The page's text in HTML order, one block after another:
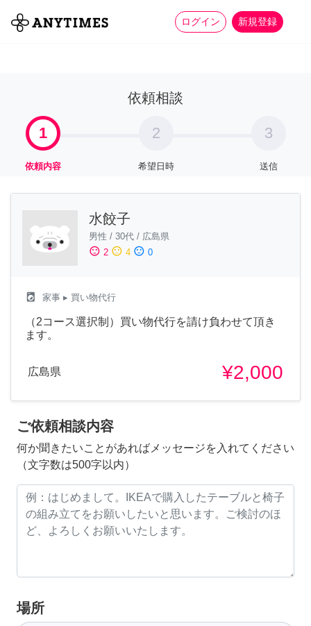
ログイン 新規登録
全て 家事 more_horiz
依頼相談
1
依頼内容
2
希望日時
3
送信
水餃子
男性 / 30代 / 広島県
sentiment_satisfied 2 sentiment_neutral 4 sentiment_dissatisfied 0
local_laundry_service 家事 ▸ 買い物代行
（2コース選択制）買い物代行を請け負わせて頂き
ます。
広島県 ¥2,000
ご依頼相談内容
何か聞きたいことがあればメッセージを入れてください
（文字数は500字以内）
場所